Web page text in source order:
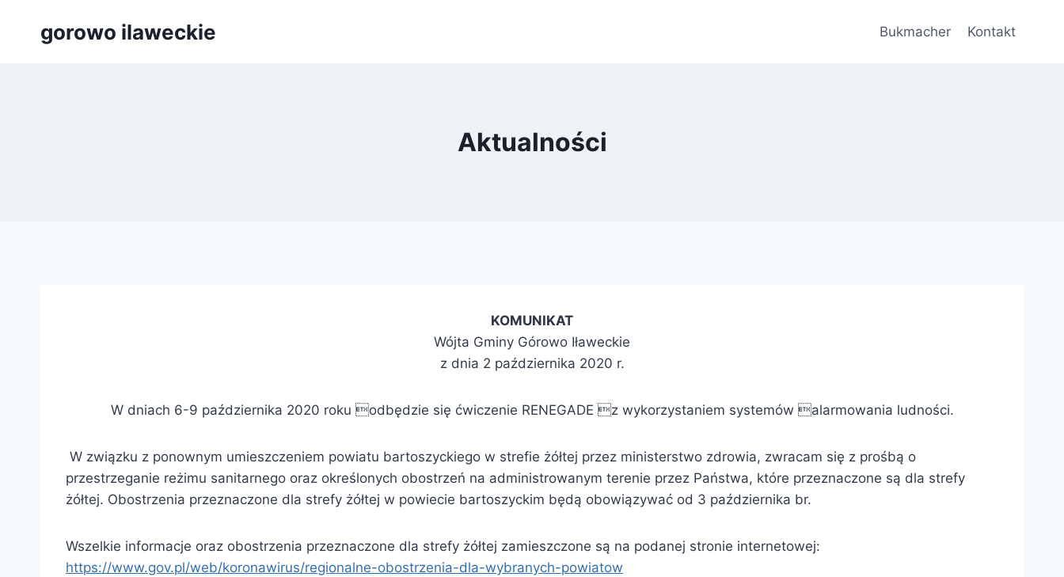
gorowo ilaweckie Bukmacher Kontakt
Aktualności
KOMUNIKAT
Wójta Gminy Górowo Iławeckie
z dnia 2 października 2020 r.
W dniach 6-9 października 2020 roku odbędzie się ćwiczenie RENEGADE z wykorzystaniem systemów alarmowania ludności.
W związku z ponownym umieszczeniem powiatu bartoszyckiego w strefie żółtej przez ministerstwo zdrowia, zwracam się z prośbą o
przestrzeganie reżimu sanitarnego oraz określonych obostrzeń na administrowanym terenie przez Państwa, które przeznaczone są dla strefy
żółtej. Obostrzenia przeznaczone dla strefy żółtej w powiecie bartoszyckim będą obowiązywać od 3 października br.
Wszelkie informacje oraz obostrzenia przeznaczone dla strefy żółtej zamieszczone są na podanej stronie internetowej:
https://www.gov.pl/web/koronawirus/regionalne-obostrzenia-dla-wybranych-powiatow